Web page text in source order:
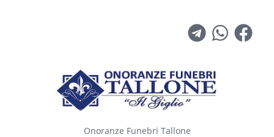
Onoranze Funebri Tallone